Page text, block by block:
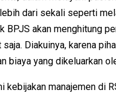
dari sekali seperti
BPJS akan menghitung
Diakuinya, karena
biaya yang dikeluarkan
kebijakan manajemen di